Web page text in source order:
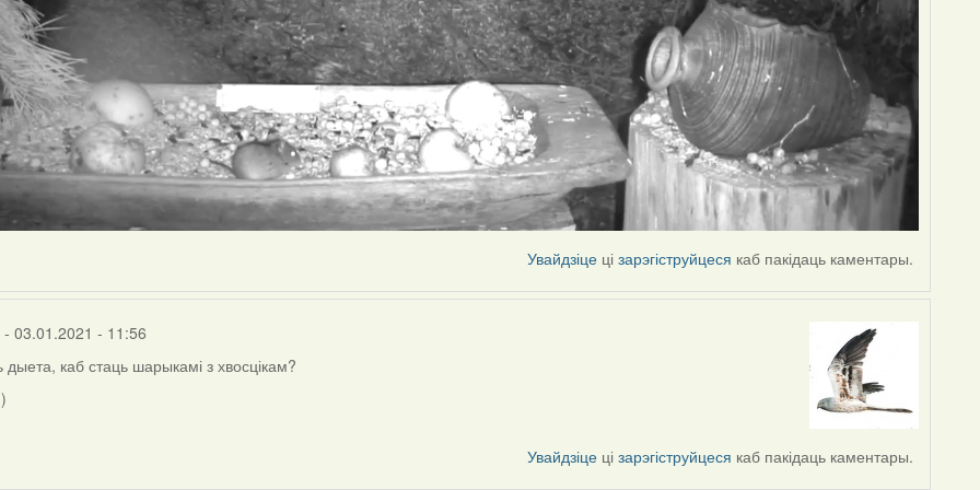
Увайдзіце цізарэгіструйцеся каб пакідаць каментары.
- 03.01.2021 - 11:56
дыета, каб стаць шарыкамі з хвосцікам?
Увайдзіце цізарэгіструйцеся каб пакідаць каментары.